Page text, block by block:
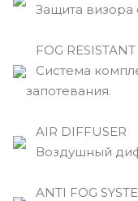
Защита визора
FOG RESISTANT
Система
запотевания.
AIR DIFFUSER
Воздушный
ANTI FOG